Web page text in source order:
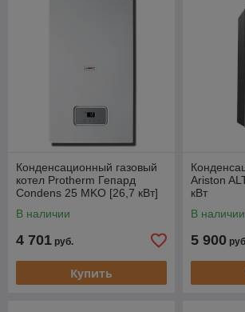
Конденсационный газовый
котел Protherm Гепард
Condens 25 MKO [26,7 кВт]
В наличии
4 701 руб.
Купить
Ariston
кВт
В наличии
5 900